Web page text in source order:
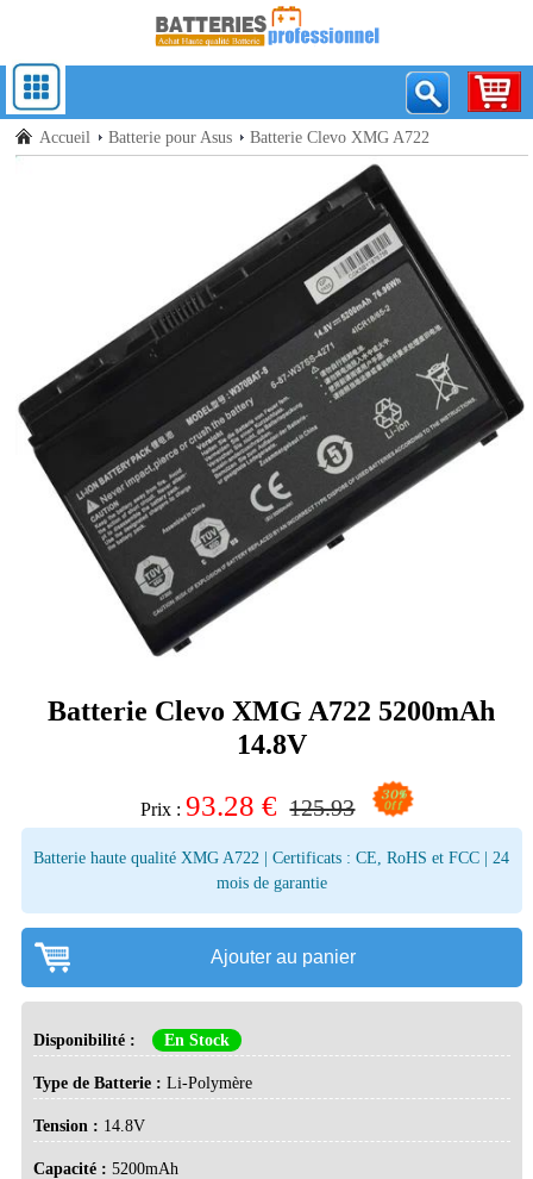
Accueil Batterie pour Asus Batterie Clevo XMG A722
Batterie Clevo XMG A722 5200mAh
14.8V
Prix :93.28€ 125.93
Batterie haute qualité XMG A722 | Certificats : CE, RoHS et FCC | 24
mois de garantie
Ajouter au panier
Disponibilité : En Stock
Type de Batterie :Li-Polymère
Tension : 14.8V
Capacité :5200mAh